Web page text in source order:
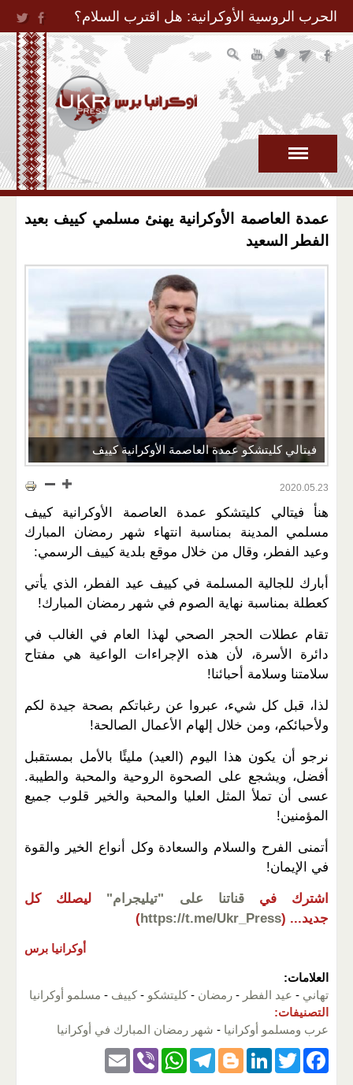
Jump to Navigation
الحرب الروسية الأوكرانية: هل اقترب السلام؟
عمدة العاصمة الأوكرانية يهنئ مسلمي كييف بعيد
الفطر السعيد
فيتالي كليتشكو عمدة العاصمة الأوكرانية كييف
2020.05.23
هنأ فيتالي كليتشكو عمدة العاصمة الأوكرانية كييف
مسلمي المدينة بمناسبة انتهاء شهر رمضان المبارك
وعيد الفطر، وقال من خلال موقع بلدية كييف الرسمي:
أبارك للجالية المسلمة في كييف عيد الفطر، الذي يأتي
كعطلة بمناسبة نهاية الصوم في شهر رمضان المبارك!
تقام عطلات الحجر الصحي لهذا العام في الغالب في
دائرة الأسرة، لأن هذه الإجراءات الواعية هي مفتاح
سلامتنا وسلامة أحبائنا!
لذا، قبل كل شيء، عبروا عن رغباتكم بصحة جيدة لكم
ولأحبائكم، ومن خلال إلهام الأعمال الصالحة!
نرجو أن يكون هذا اليوم (العيد) مليئًا بالأمل بمستقبل
أفضل، ويشجع على الصحوة الروحية والمحبة والطيبة.
عسى أن تملأ المثل العليا والمحبة والخير قلوب جميع
المؤمنين!
أتمنى الفرح والسلام والسعادة وكل أنواع الخير والقوة
في الإيمان!
اشترك في قناتنا على "تيليجرام"
ليصلك كل
جديد... (
https://t.me/Ukr_Press
)
أوكرانيا برس
العلامات:
تهاني - عيد الفطر - رمضان - كليتشكو - كييف - مسلمو أوكرانيا
التصنيفات:
عرب ومسلمو أوكرانيا - شهر رمضان المبارك في أوكرانيا
F
T
Li
Bl
T
W
Vi